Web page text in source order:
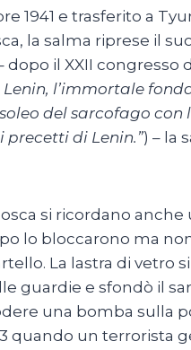
1941 e trasferito a
la salma riprese il
dopo il XXII
l’immortale
del sarcofago
precetti di Lenin.”) – la
si ricordano
lo bloccarono ma
La lastra di vetro
guardie e sfondò il
una bomba sulla
quando un terrorista